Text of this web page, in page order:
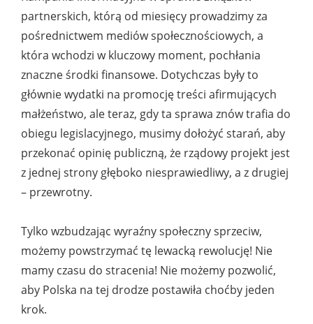
partnerskich, którą od miesięcy prowadzimy za
pośrednictwem mediów społecznościowych, a
która wchodzi w kluczowy moment, pochłania
znaczne środki finansowe. Dotychczas były to
głównie wydatki na promocję treści afirmujących
małżeństwo, ale teraz, gdy ta sprawa znów trafia do
obiegu legislacyjnego, musimy dołożyć starań, aby
przekonać opinię publiczną, że rządowy projekt jest
z jednej strony głęboko niesprawiedliwy, a z drugiej
– przewrotny.
Tylko wzbudzając wyraźny społeczny sprzeciw,
możemy powstrzymać tę lewacką rewolucję! Nie
mamy czasu do stracenia! Nie możemy pozwolić,
aby Polska na tej drodze postawiła choćby jeden
krok.